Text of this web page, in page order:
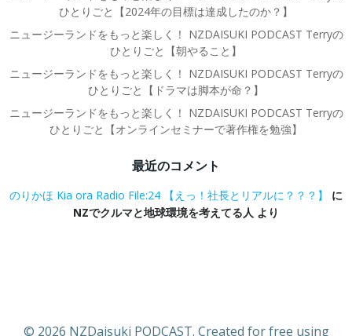
ひとりごと【2024年の目標は達成したのか？】
ニュージーランドをもっと楽しく！ NZDAISUKI PODCAST Terryの
ひとりごと【朝やること】
ニュージーランドをもっと楽しく！ NZDAISUKI PODCAST Terryの
ひとりごと【ドラマは脚本が命？】
ニュージーランドをもっと楽しく！ NZDAISUKI PODCAST Terryの
ひとりごと【オンラインセミナーで著作権を勉強】
最近のコメント
のりかほ Kia ora Radio File:24 【えっ！社長とリアルに？？？】
に
NZでクルマと地球環境を考えてる人 より
© 2026 NZDaisuki PODCAST. Created for free using